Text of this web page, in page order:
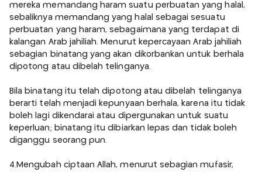
mereka memandang haram suatu perbuatan yang halal,
sebaliknya memandang yang halal sebagai sesuatu
perbuatan yang haram, sebagaimana yang terdapat di
kalangan Arab jahiliah. Menurut kepercayaan Arab jahiliah
sebagian binatang yang akan dikorbankan untuk berhala
dipotong atau dibelah telinganya.
Bila binatang itu telah dipotong atau dibelah telinganya
berarti telah menjadi kepunyaan berhala, karena itu tidak
boleh lagi dikendarai atau dipergunakan untuk suatu
keperluan; binatang itu dibiarkan lepas dan tidak boleh
diganggu seorang pun.
4.Mengubah ciptaan Allah, menurut sebagian mufasir,